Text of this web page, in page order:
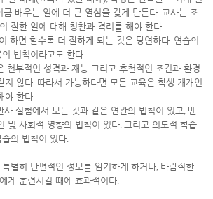
금 배우는 일에 더 큰 열심을 갖게 만든다. 교사는 조
잘한 일에 대해 칭찬과 격려를 해야 한다.
하면 할수록 더 잘하게 되는 것은 당연하다. 연습의
법칙이라고도 한다.
천부적인 성격과 재능 그리고 후천적인 조건과 환경
지 않다. 따라서 가능하다면 모든 교육은 학생 개개인
야 한다.
사 실험에서 보는 것과 같은 연관의 법칙이 있고, 멘
및 사회적 영향의 법칙이 있다. 그리고 의도적 학습
의 법칙이 있다.
별히 단편적인 정보를 암기하게 하거나, 바람직한
게 훈련시킬 때에 효과적이다.